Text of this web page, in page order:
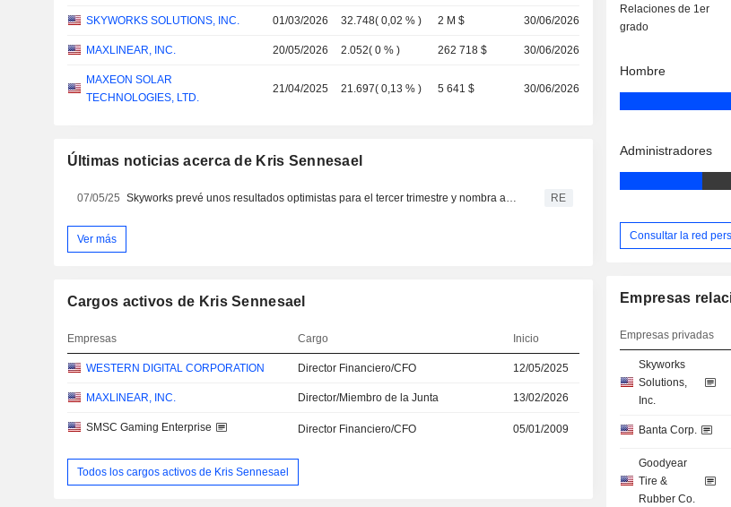
SKYWORKS SOLUTIONS, INC. 01/03/2026 32.748(0,02 % ) 2 M $ 30/06/2026
MAXLINEAR, INC. 20/05/2026 2.052(0 % ) 262 718 $ 30/06/2026
MAXEON SOLAR
TECHNOLOGIES, LTD.
21/04/2025 21.697(0,13 % ) 5 641 $ 30/06/2026
Últimas noticias acerca de Kris Sennesael
07/05/25 Skyworks prevé unos resultados optimistas para el tercer trimestre y nombra a un nuevo director financiero. RE
Ver más
Cargos activos de Kris Sennesael
Empresas Cargo Inicio
WESTERN DIGITAL CORPORATION Director Financiero/CFO 12/05/2025
MAXLINEAR, INC. Director/Miembro de la Junta 13/02/2026
SMSC Gaming Enterprise Director Financiero/CFO 05/01/2009
Todos los cargos activos de Kris Sennesael
Relaciones de 1er
grado
Hombre
Administradores
Consultar la red
Empresas
Empresas privadas
Skyworks
Solutions,
Inc.
Banta Corp.
Goodyear
Tire &
Rubber Co.